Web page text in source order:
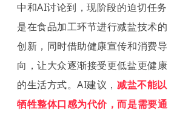
中和AI讨论到，现阶段的迫切任务
是在食品加工环节进行减盐技术的
创新，同时借助健康宣传和消费导
向，让大众逐渐接受更低盐更健康
的生活方式。AI建议， 减盐不能以
牺牲整体口感为代价，而是需要通